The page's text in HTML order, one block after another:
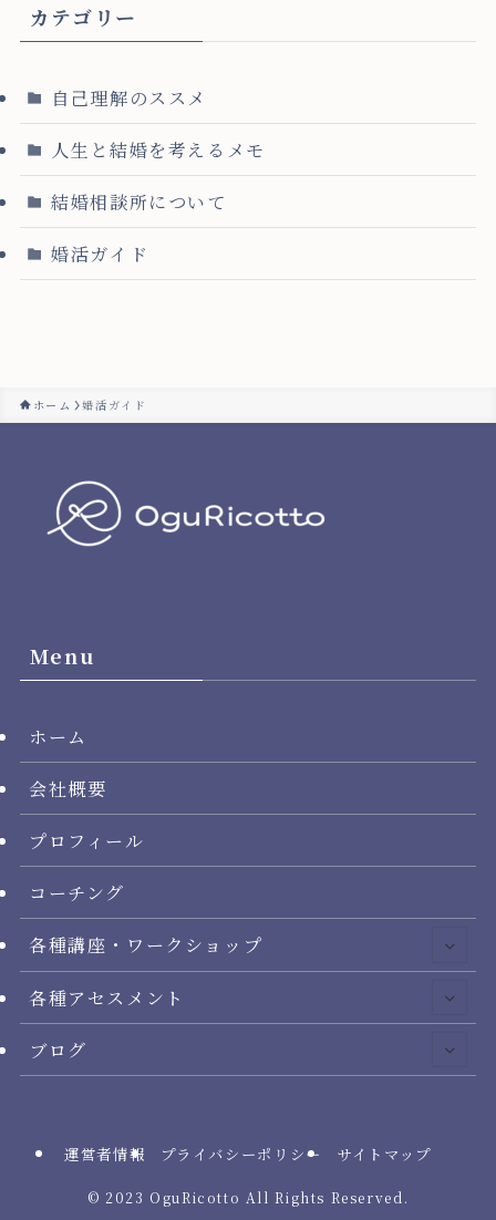
カテゴリー
自己理解のススメ
人生と結婚を考えるメモ
結婚相談所について
婚活ガイド
ホーム 婚活ガイド
Menu
ホーム
会社概要
プロフィール
コーチング
各種講座・ワークショップ
各種アセスメント
ブログ
運営者情報 プライバシーポリシー サイトマップ
© 2023 OguRicotto All Rights Reserved.